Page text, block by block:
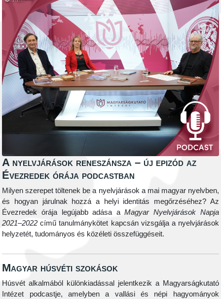
A nyelvjárások reneszánsza – új epizód az
Évezredek órája podcastban
Milyen szerepet töltenek be a nyelvjárások a mai magyar nyelvben,
és hogyan járulnak hozzá a helyi identitás megőrzéséhez? Az
Évezredek órája legújabb adása aMagyar Nyelvjárások Napja
2021–2022 című tanulmánykötet kapcsán vizsgálja a nyelvjárások
helyzetét, tudományos és közéleti összefüggéseit.
Magyar húsvéti szokások
Húsvét alkalmából különkiadással jelentkezik a Magyarságkutató
Intézet podcastje, amelyben a vallási és népi hagyományok